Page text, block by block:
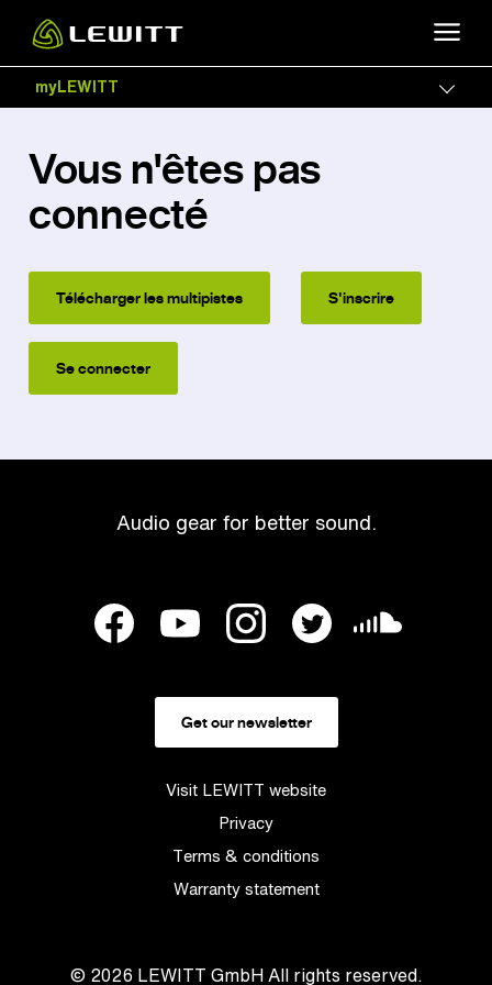
main
contentmyLEWITT
Vous n'êtes pas
connecté
Télécharger les multipistes S'inscrire
Se connecter
Audio gear for better sound.
Get our newsletter
Visit LEWITT website
Privacy
Terms & conditions
Warranty statement
© 2026 LEWITT GmbHAll rights reserved.